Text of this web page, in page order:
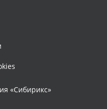
«Сибирикс»